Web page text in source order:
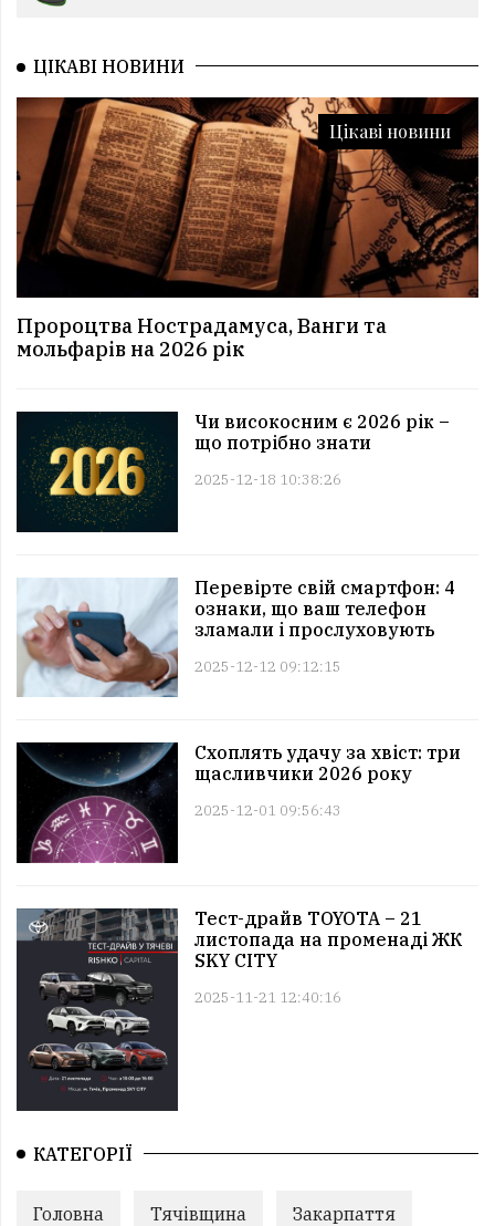
ЦІКАВІ НОВИНИ
Цікаві новини
Пророцтва Нострадамуса, Ванги та
мольфарів на 2026 рік
Чи високосним є 2026 рік –
що потрібно знати
2025-12-18 10:38:26
Перевірте свій смартфон: 4
ознаки, що ваш телефон
зламали і прослуховують
2025-12-12 09:12:15
Схоплять удачу за хвіст: три
щасливчики 2026 року
2025-12-01 09:56:43
Тест-драйв TOYOTA – 21
листопада на променаді ЖК
SKY CITY
2025-11-21 12:40:16
КАТЕГОРІЇ
Головна Тячівщина Закарпаття